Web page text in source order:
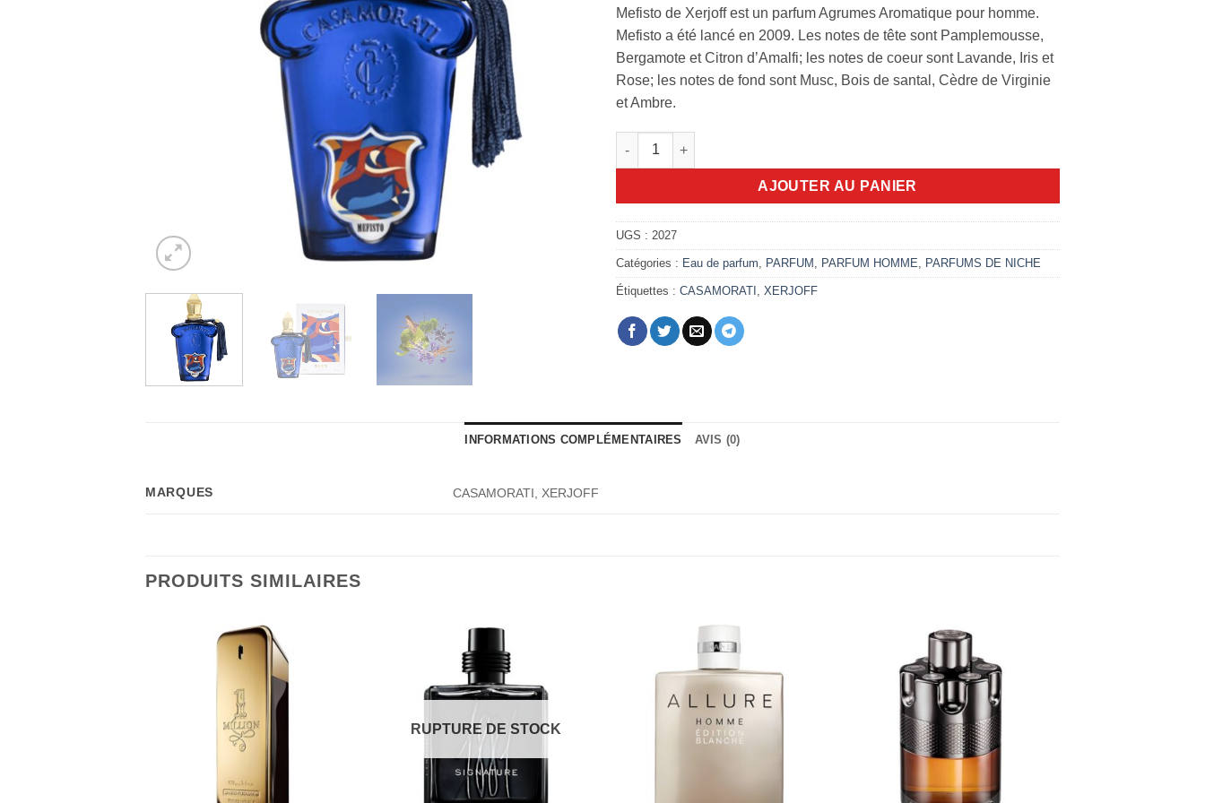
Mefisto de Xerjoff est un parfum Agrumes Aromatique pour homme.
Mefisto a été lancé en 2009. Les notes de tête sont Pamplemousse,
Bergamote et Citron d’Amalfi; les notes de coeur sont Lavande, Iris et
Rose; les notes de fond sont Musc, Bois de santal, Cèdre de Virginie
et Ambre.
quantité de Xerjoff casamorati mefisto edp 100ml
AJOUTER AU PANIER
UGS : 2027
Catégories : Eau de parfum, PARFUM , PARFUM HOMME, PARFUMS DE NICHE
Étiquettes : CASAMORATI , XERJOFF
INFORMATIONS COMPLÉMENTAIRES AVIS (0)
MARQUES CASAMORATI, XERJOFF
PRODUITS SIMILAIRES
RUPTURE DE STOCK